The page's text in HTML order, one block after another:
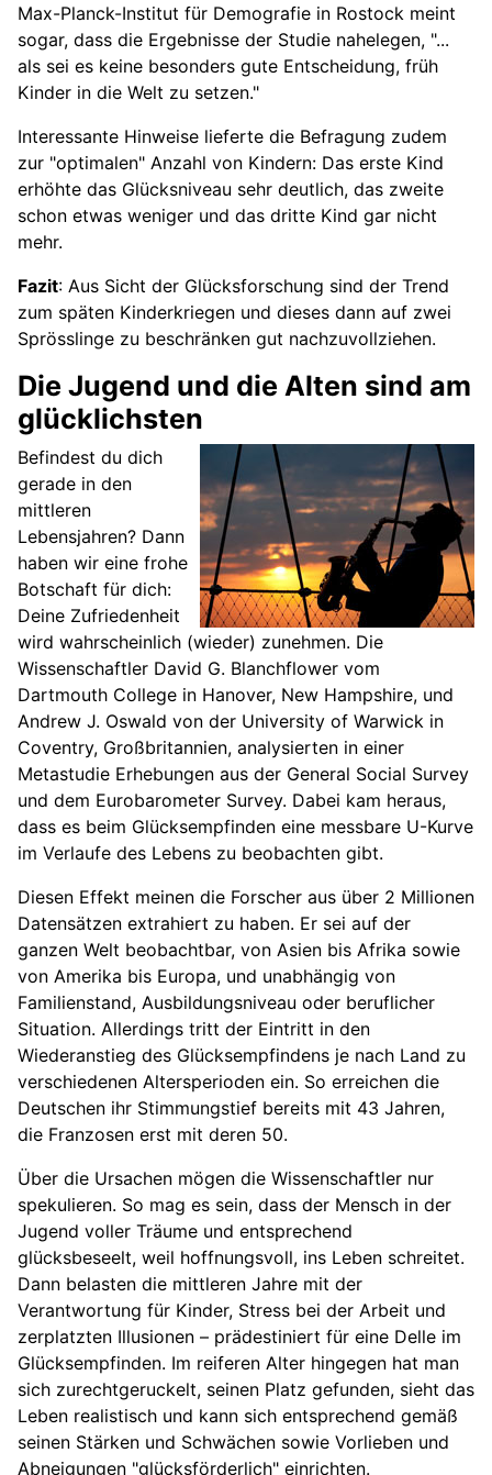
Max-Planck-Institut für Demografie in Rostock meint
sogar, dass die Ergebnisse der Studie nahelegen, "...
als sei es keine besonders gute Entscheidung, früh
Kinder in die Welt zu setzen."
Interessante Hinweise lieferte die Befragung zudem
zur "optimalen" Anzahl von Kindern: Das erste Kind
erhöhte das Glücksniveau sehr deutlich, das zweite
schon etwas weniger und das dritte Kind gar nicht
mehr.
Fazit: Aus Sicht der Glücksforschung sind der Trend
zum späten Kinderkriegen und dieses dann auf zwei
Sprösslinge zu beschränken gut nachzuvollziehen.
Die Jugend und die Alten sind am
glücklichsten
Befindest du dich
gerade in den
mittleren
Lebensjahren? Dann
haben wir eine frohe
Botschaft für dich:
Deine Zufriedenheit
wird wahrscheinlich (wieder) zunehmen. Die
Wissenschaftler David G. Blanchflower vom
Dartmouth College in Hanover, New Hampshire, und
Andrew J. Oswald von der University of Warwick in
Coventry, Großbritannien, analysierten in einer
Metastudie Erhebungen aus der General Social Survey
und dem Eurobarometer Survey. Dabei kam heraus,
dass es beim Glücksempfinden eine messbare U-Kurve
im Verlaufe des Lebens zu beobachten gibt.
Diesen Effekt meinen die Forscher aus über 2 Millionen
Datensätzen extrahiert zu haben. Er sei auf der
ganzen Welt beobachtbar, von Asien bis Afrika sowie
von Amerika bis Europa, und unabhängig von
Familienstand, Ausbildungsniveau oder beruflicher
Situation. Allerdings tritt der Eintritt in den
Wiederanstieg des Glücksempfindens je nach Land zu
verschiedenen Altersperioden ein. So erreichen die
Deutschen ihr Stimmungstief bereits mit 43 Jahren,
die Franzosen erst mit deren 50.
Über die Ursachen mögen die Wissenschaftler nur
spekulieren. So mag es sein, dass der Mensch in der
Jugend voller Träume und entsprechend
glücksbeseelt, weil hoffnungsvoll, ins Leben schreitet.
Dann belasten die mittleren Jahre mit der
Verantwortung für Kinder, Stress bei der Arbeit und
zerplatzten Illusionen – prädestiniert für eine Delle im
Glücksempfinden. Im reiferen Alter hingegen hat man
sich zurechtgeruckelt, seinen Platz gefunden, sieht das
Leben realistisch und kann sich entsprechend gemäß
seinen Stärken und Schwächen sowie Vorlieben und
Abneigungen "glücksförderlich" einrichten.